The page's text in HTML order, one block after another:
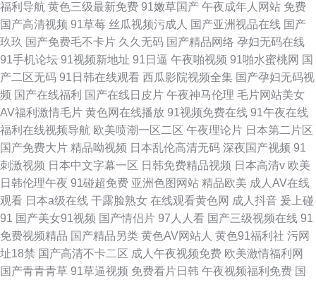
福利导航 黄色三级最新免费 91嫩草国产 午夜成年人网站 免费
国产高清视频 91草莓 丝瓜视频污成人 国产亚洲视品在线 国产
玖玖 国产免费毛不卡片 久久无码 国产精品网络 孕妇无码在线
91手机论坛 91视频新地址 91日逼 午夜啪视频 91啪水蜜桃网 国
产二区无码 91日韩在线观看 西瓜影院视频全集 国产孕妇无码视
频 国产在线福利 国产在线日皮片 午夜神马伦理 毛片网站美女
AV福利激情毛片 黄色网在线播放 91视频免费在线 91午夜在线
福利在线视频导航 欧美喷潮一区二区 午夜理论片 日本第二片区
国产免费大片 精品呦视频 日本乱伦高清无码 深夜国产视频 91
刺激视频 日本中文字幕一区 日韩免费精品视频 日本高清v 欧美
日韩伦理午夜 91碰超免费 亚洲色图网站 精品欧美 成人AV在线
观看 日本a级在线 干露脸熟女 在线观看黄色网 成人抖音 爰上碰
91 国产美女91视频 国产情侣片 97人人看 国产三级视频在线 91
免费视频精品 国产精品另类 黄色AV网站人 黄色91福利社 污网
址18禁 国产高清不卡二区 成人午夜视频免费 欧美激情福利网
国产青青青草 91草逼视频 免费看片日韩 午夜视频福利免费 国